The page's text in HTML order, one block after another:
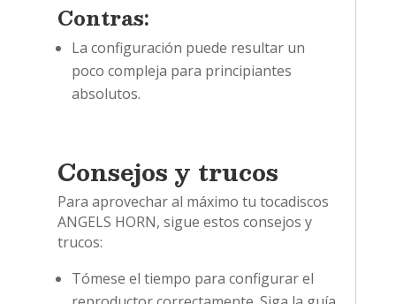
Contras:
La configuración puede resultar un
poco compleja para principiantes
absolutos.
Consejos y trucos
Para aprovechar al máximo tu tocadiscos
ANGELS HORN, sigue estos consejos y
trucos:
Tómese el tiempo para configurar el